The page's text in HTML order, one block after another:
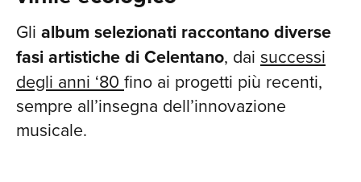
Gli album selezionati raccontano diverse
fasi artistiche di Celentano, dai successi
degli anni ‘80 fino ai progetti più recenti,
sempre all’insegna dell’innovazione
musicale.